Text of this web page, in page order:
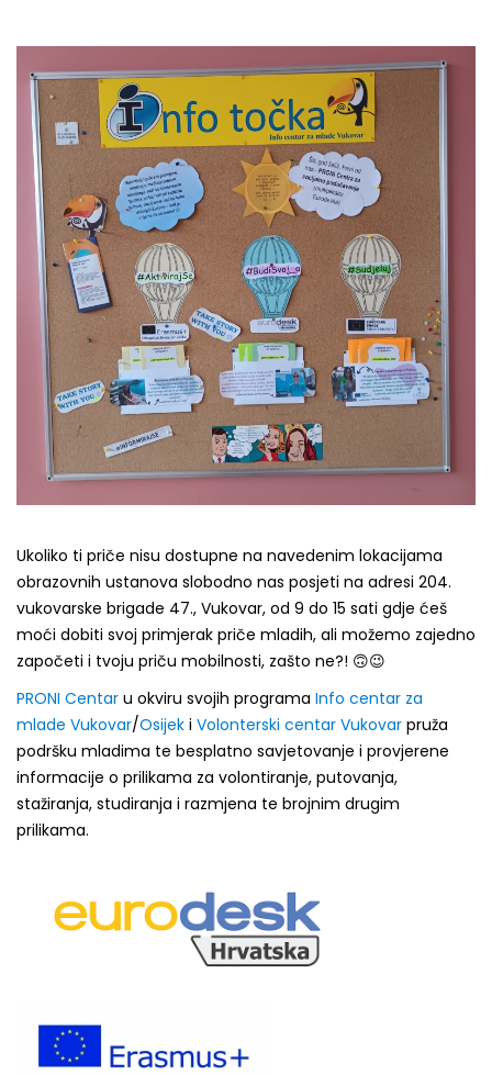
Ukoliko ti priče nisu dostupne na navedenim lokacijama
obrazovnih ustanova slobodno nas posjeti na adresi 204.
vukovarske brigade 47., Vukovar, od 9 do 15 sati gdje ćeš
moći dobiti svoj primjerak priče mladih, ali možemo zajedno
započeti i tvoju priču mobilnosti, zašto ne?! 🙃😉
PRONI Centar u okviru svojih programa Info centar za
mlade Vukovar/Osijek i Volonterski centar Vukovar pruža
podršku mladima te besplatno savjetovanje i provjerene
informacije o prilikama za volontiranje, putovanja,
stažiranja, studiranja i razmjena te brojnim drugim
prilikama.